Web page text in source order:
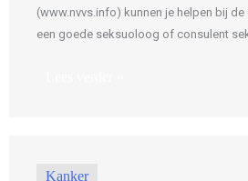
(www.nvvs.info) kunnen je helpen bij
een goede seksuoloog of consulent
Kanker